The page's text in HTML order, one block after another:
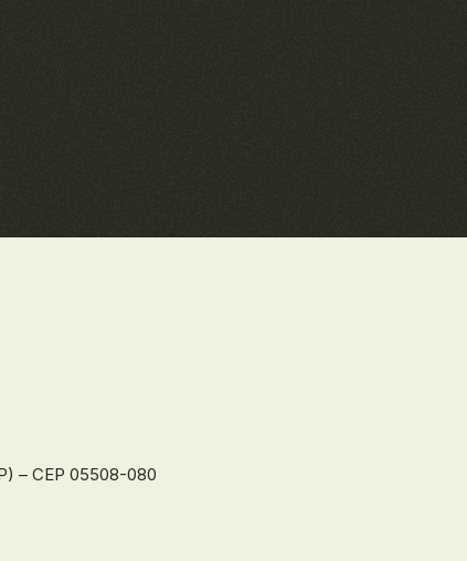
– CEP 05508-080